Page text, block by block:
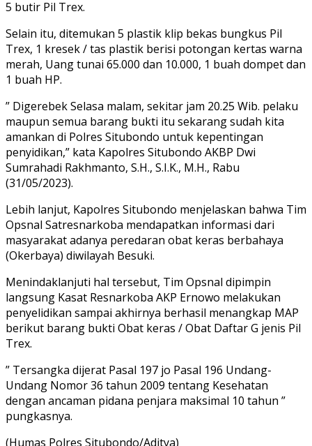
5 butir Pil Trex.
Selain itu, ditemukan 5 plastik klip bekas bungkus Pil
Trex, 1 kresek / tas plastik berisi potongan kertas warna
merah, Uang tunai 65.000 dan 10.000, 1 buah dompet dan
1 buah HP.
” Digerebek Selasa malam, sekitar jam 20.25 Wib. pelaku
maupun semua barang bukti itu sekarang sudah kita
amankan di Polres Situbondo untuk kepentingan
penyidikan,” kata Kapolres Situbondo AKBP Dwi
Sumrahadi Rakhmanto, S.H., S.I.K., M.H., Rabu
(31/05/2023).
Lebih lanjut, Kapolres Situbondo menjelaskan bahwa Tim
Opsnal Satresnarkoba mendapatkan informasi dari
masyarakat adanya peredaran obat keras berbahaya
(Okerbaya) diwilayah Besuki.
Menindaklanjuti hal tersebut, Tim Opsnal dipimpin
langsung Kasat Resnarkoba AKP Ernowo melakukan
penyelidikan sampai akhirnya berhasil menangkap MAP
berikut barang bukti Obat keras / Obat Daftar G jenis Pil
Trex.
” Tersangka dijerat Pasal 197 jo Pasal 196 Undang-
Undang Nomor 36 tahun 2009 tentang Kesehatan
dengan ancaman pidana penjara maksimal 10 tahun ”
pungkasnya.
(Humas Polres Situbondo/Aditya)